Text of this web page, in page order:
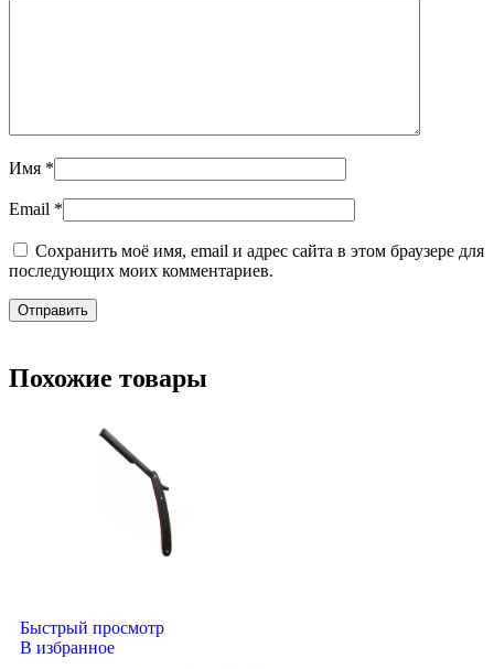
Имя *
Email *
Сохранить моё имя, email и адрес сайта в этом браузере для
последующих моих комментариев.
Похожие товары
Быстрый просмотр
В избранное